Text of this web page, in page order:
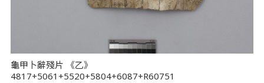
龜甲卜辭殘片 《乙》
4817+5061+5520+5804+6087+R60751